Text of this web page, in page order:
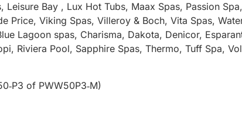
Bay , Lux Hot Tubs, Maax Spas, Passion
Price, Viking Spas, Villeroy & Boch, Vita Spas,
Lagoon spas, Charisma, Dakota, Denicor,
Riviera Pool, Sapphire Spas, Thermo, Tuff Spa,
of PWW50P3‑M)